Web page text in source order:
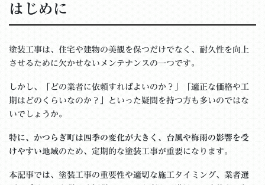
はじめに
塗装工事は、住宅や建物の美観を保つだけでなく、耐久性を向上
させるために欠かせないメンテナンスの一つです。
しかし、「どの業者に依頼すればよいのか？」「適正な価格や工
期はどのくらいなのか？」といった疑問を持つ方も多いのではな
いでしょうか。
特に、かつらぎ町は四季の変化が大きく、台風や梅雨の影響を受
けやすい地域のため、定期的な塗装工事が重要になります。
本記事では、塗装工事の重要性や適切な施工タイミング、業者選